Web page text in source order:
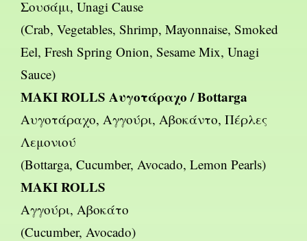
Σουσάμι, Unagi Cause
(Crab, Vegetables, Shrimp, Mayonnaise, Smoked
Eel, Fresh Spring Onion, Sesame Mix, Unagi
Sauce)
MAKI ROLLS Αυγοτάραχο / Bottarga
Αυγοτάραχο, Αγγούρι, Αβοκάντο, Πέρλες
Λεμονιού
(Bottarga, Cucumber, Avocado, Lemon Pearls)
MAKI ROLLS
Αγγούρι, Αβοκάτο
(Cucumber, Avocado)